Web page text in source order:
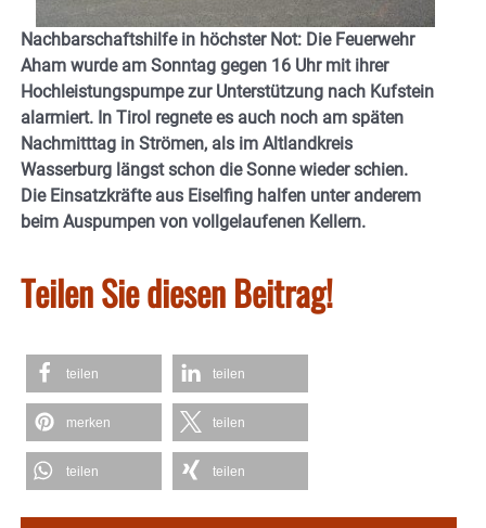
Nachbarschaftshilfe in höchster Not: Die Feuerwehr
Aham wurde am Sonntag gegen 16 Uhr mit ihrer
Hochleistungspumpe zur Unterstützung nach Kufstein
alarmiert. In Tirol regnete es auch noch am späten
Nachmitttag in Strömen, als im Altlandkreis
Wasserburg längst schon die Sonne wieder schien.
Die Einsatzkräfte aus Eiselfing halfen unter anderem
beim Auspumpen von vollgelaufenen Kellern.
Teilen Sie diesen Beitrag!
teilen teilen
merken teilen
teilen teilen